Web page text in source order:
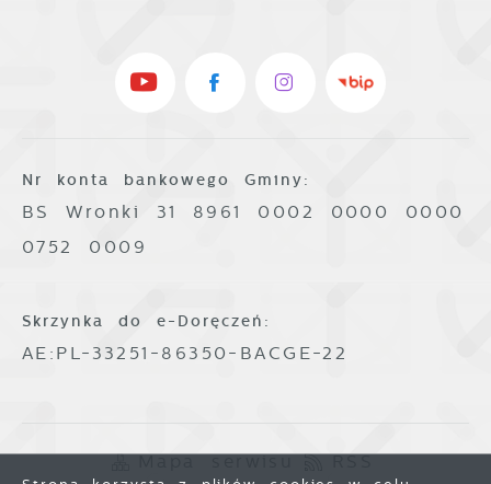
Nr konta bankowego Gminy:
BS Wronki 31 8961 0002 0000 0000
0752 0009
Skrzynka do e-Doręczeń:
AE:PL-33251-86350-BACGE-22